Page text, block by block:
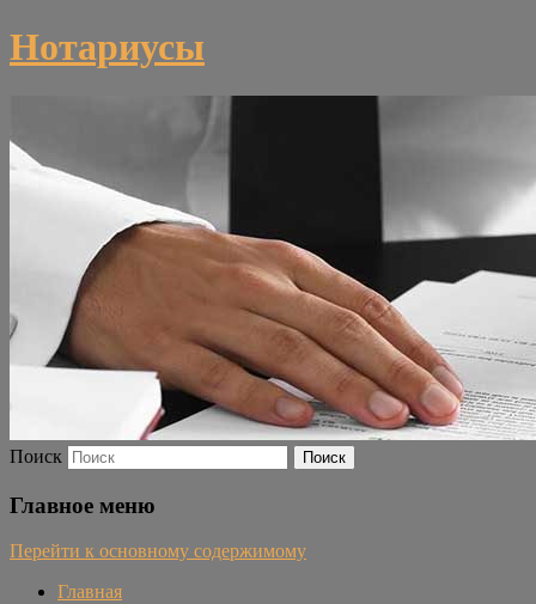
Нотариусы
Поиск
Главное меню
Перейти к основному содержимому
Главная